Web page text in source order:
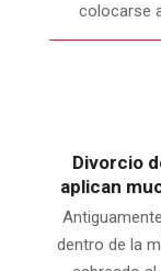
colocarse
Divorcio
aplican
dentro de la